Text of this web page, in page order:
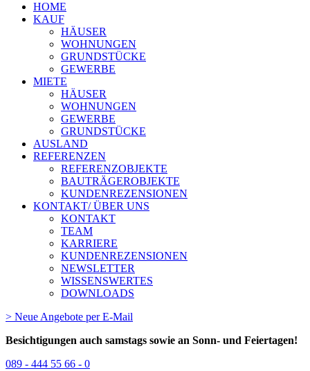
HOME
KAUF
HÄUSER
WOHNUNGEN
GRUNDSTÜCKE
GEWERBE
MIETE
HÄUSER
WOHNUNGEN
GEWERBE
GRUNDSTÜCKE
AUSLAND
REFERENZEN
REFERENZOBJEKTE
BAUTRÄGEROBJEKTE
KUNDENREZENSIONEN
KONTAKT/ ÜBER UNS
KONTAKT
TEAM
KARRIERE
KUNDENREZENSIONEN
NEWSLETTER
WISSENSWERTES
DOWNLOADS
> Neue Angebote per E-Mail
Besichtigungen auch samstags sowie an Sonn- und Feiertagen!
089 - 444 55 66 - 0